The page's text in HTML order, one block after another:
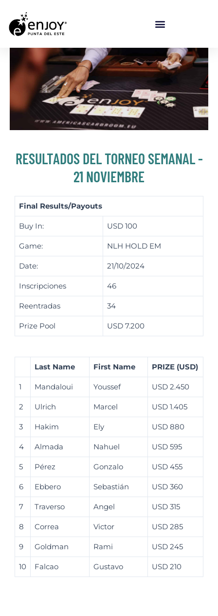
RESULTADOS DEL TORNEO SEMANAL -
21 NOVIEMBRE
Final Results/Payouts
Buy In: USD 100
Game: NLH HOLD EM
Date: 21/10/2024
Inscripciones 46
Reentradas 34
Prize Pool USD 7.200
Last Name First Name PRIZE (USD)
1 Mandaloui Youssef USD 2.450
2 Ulrich Marcel USD 1.405
3 Hakim Ely USD 880
4 Almada Nahuel USD 595
5 Pérez Gonzalo USD 455
6 Ebbero Sebastián USD 360
7 Traverso Angel USD 315
8 Correa Victor USD 285
9 Goldman Rami USD 245
10 Falcao Gustavo USD 210